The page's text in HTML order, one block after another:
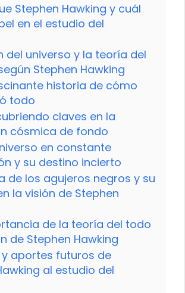
Stephen Hawking y cuál
en el estudio del
del universo y la teoría del
Stephen Hawking
historia de cómo
todo
claves en la
cósmica de fondo
en constante
y su destino incierto
de los agujeros negros y su
la visión de Stephen
de la teoría del todo
de Stephen Hawking
y aportes futuros de
al estudio del